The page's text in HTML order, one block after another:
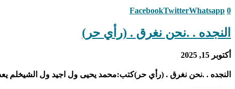
0
FacebookTwitterWhatsapp
النجده . .نحن نغرق . (رأي حر)
أكتوبر 15, 2025
النجده . .نحن نغرق . (رأي حر)كتب:محمد يحيى ول اجيد ول الشيخلم